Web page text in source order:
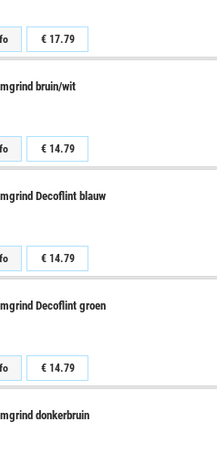
€ 17.79
bruin/wit
€ 14.79
Decoflint blauw
€ 14.79
Decoflint groen
€ 14.79
donkerbruin